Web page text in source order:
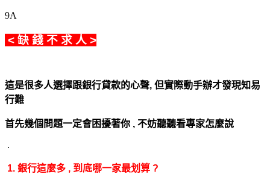
9A
< 缺 錢 不 求 人 >
這是很多人選擇跟銀行貸款的心聲, 但實際動手辦才發現知易
行難
首先幾個問題一定會困擾著你 , 不妨聽聽看專家怎麼說
.
1. 銀行這麼多 , 到底哪一家最划算 ?